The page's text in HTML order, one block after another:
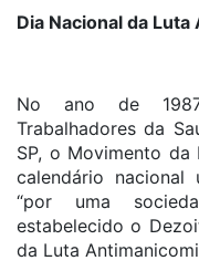
Dia Nacional da
No ano de
Trabalhadores da
SP, o Movimento da
calendário
“por uma
estabelecido o
da Luta